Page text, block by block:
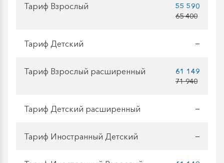
Тариф Взрослый
55 590
65 400
Тариф Детский —
Тариф Взрослый расширенный
61 149
71 940
Тариф Детский расширенный —
Тариф Иностранный Детский —